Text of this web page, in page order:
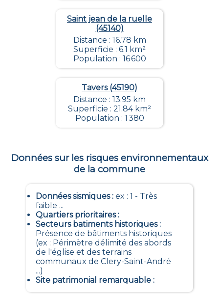
Saint jean de la ruelle
(45140)
Distance : 16.78 km
Superficie : 6.1 km²
Population : 16 600
Tavers (45190)
Distance : 13.95 km
Superficie : 21.84 km²
Population : 1 380
Données sur les risques environnementaux
de la commune
Données sismiques: ex : 1 - Très
faible ...
Quartiers prioritaires:
Secteurs batiments historiques:
Présence de bâtiments historiques
(ex : Périmètre délimité des abords
de l'église et des terrains
communaux de Clery-Saint-André
...)
Site patrimonial remarquable: